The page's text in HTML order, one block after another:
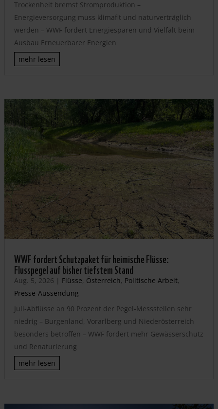
Trockenheit bremst Stromproduktion –
Energieversorgung muss klimafit und naturverträglich
werden – WWF fordert Energiesparen und Vielfalt beim
Ausbau Erneuerbarer Energien
mehr lesen
WWF fordert Schutzpaket für heimische Flüsse:
Flusspegel auf bisher tiefstem Stand
Aug. 5, 2026 | Flüsse, Österreich, Politische Arbeit,
Presse-Aussendung
Juli-Abflüsse an 90 Prozent der Pegel-Messstellen sehr
niedrig – Burgenland, Vorarlberg und Niederösterreich
besonders betroffen – WWF fordert mehr Gewässerschutz
und Renaturierung
mehr lesen